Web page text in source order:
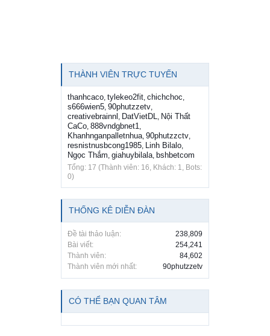
THÀNH VIÊN TRỰC TUYẾN
thanhcaco tylekeo2fit chichchoc
s666wien5 90phutzzetv
creativebrainnl DatVietDL
Nội Thất
CaCo 888vndgbnet1
Khanhnganpalletnhua 90phutzzctv
resnistnusbcong1985 Linh Bilalo
Ngọc Thắm giahuybilala bshbetcom
Tổng: 17 (Thành viên: 16, Khách: 1, Bots:
0)
THỐNG KÊ DIỄN ĐÀN
Đề tài thảo luận:
238,809
Bài viết:
254,241
Thành viên:
84,602
Thành viên mới nhất:
90phutzzetv
CÓ THỂ BẠN QUAN TÂM